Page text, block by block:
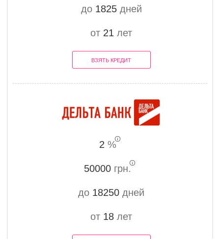
до 1825дней
от 21 лет
ВЗЯТЬ КРЕДИТ
2 %
50000 грн.
до 18250 дней
от 18 лет